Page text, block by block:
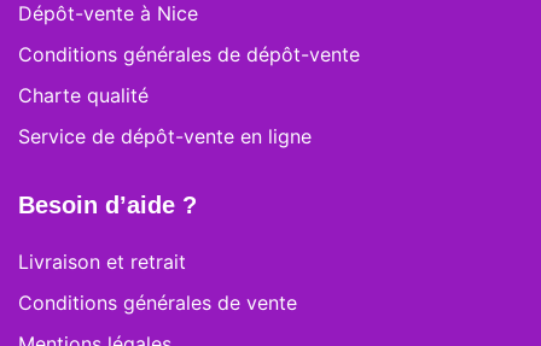
Dépôt-vente à Nice
Conditions générales de dépôt-vente
Charte qualité
Service de dépôt-vente en ligne
Besoin d’aide ?
Livraison et retrait
Conditions générales de vente